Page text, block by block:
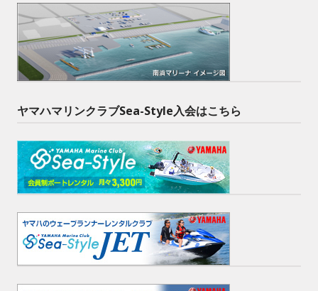
ヤマハマリンクラブSea-Style入会はこちら